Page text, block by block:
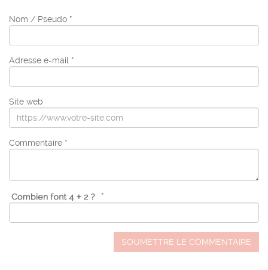
Nom / Pseudo *
Adresse e-mail *
Site web
Commentaire *
*
SOUMETTRE LE COMMENTAIRE